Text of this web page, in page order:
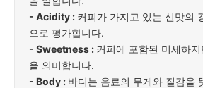
- Acidity : 커피가 가지고 있는 신맛의
으로 평가합니다.
- Sweetness : 커피에 포함된 미세하
을 의미합니다.
- Body : 바디는 음료의 무게와 질감을